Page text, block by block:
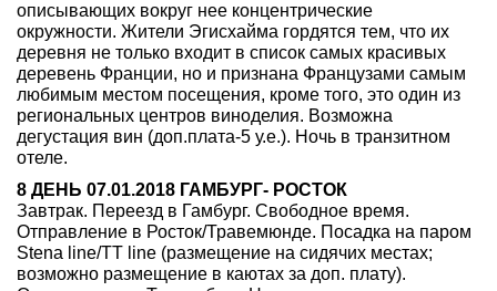
описывающих вокруг нее концентрические
окружности. Жители Эгисхайма гордятся тем, что их
деревня не только входит в список самых красивых
деревень Франции, но и признана Французами самым
любимым местом посещения, кроме того, это один из
региональных центров виноделия. Возможна
дегустация вин (доп.плата-5 у.е.). Ночь в транзитном
отеле.
8 ДЕНЬ 07.01.2018 ГАМБУРГ- РОСТОК
Завтрак. Переезд в Гамбург. Свободное время.
Отправление в Росток/Травемюнде. Посадка на паром
Stena line/TT line (размещение на сидячих местах;
возможно размещение в каютах за доп. плату).